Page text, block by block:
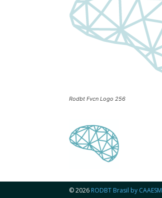
Rodbt Fvcn Logo 256
© 2026 RODBT Brasil by CAAESM